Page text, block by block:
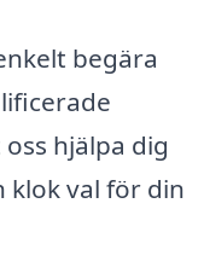
begära
hjälpa dig
val för din